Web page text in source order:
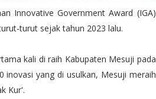
Innovative Government Award (IGA)
turut sejak tahun 2023 lalu.
kali di raih Kabupaten Mesuji pada
inovasi yang di usulkan, Mesuji meraih
Kur'.